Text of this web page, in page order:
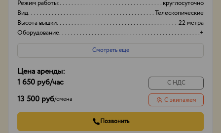
Режим работы:
круглосуточно
Вид
Телескопические
Высота вышки
22 метра
Оборудование
+
Смотреть еще
Цена аренды:
1 650 руб/час
13 500 руб/смена
С НДС
С экипажем
Позвонить